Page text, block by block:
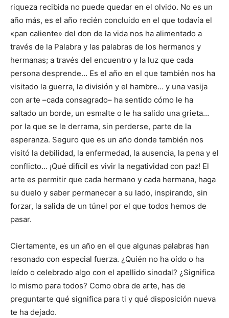
riqueza recibida no puede quedar en el olvido. No es un
año más, es el año recién concluido en el que todavía el
«pan caliente» del don de la vida nos ha alimentado a
través de la Palabra y las palabras de los hermanos y
hermanas; a través del encuentro y la luz que cada
persona desprende… Es el año en el que también nos ha
visitado la guerra, la división y el hambre… y una vasija
con arte –cada consagrado– ha sentido cómo le ha
saltado un borde, un esmalte o le ha salido una grieta…
por la que se le derrama, sin perderse, parte de la
esperanza. Seguro que es un año donde también nos
visitó la debilidad, la enfermedad, la ausencia, la pena y el
conflicto… ¡Qué difícil es vivir la negatividad con paz! El
arte es permitir que cada hermano y cada hermana, haga
su duelo y saber permanecer a su lado, inspirando, sin
forzar, la salida de un túnel por el que todos hemos de
pasar.
Ciertamente, es un año en el que algunas palabras han
resonado con especial fuerza. ¿Quién no ha oído o ha
leído o celebrado algo con el apellido sinodal? ¿Significa
lo mismo para todos? Como obra de arte, has de
preguntarte qué significa para ti y qué disposición nueva
te ha dejado.